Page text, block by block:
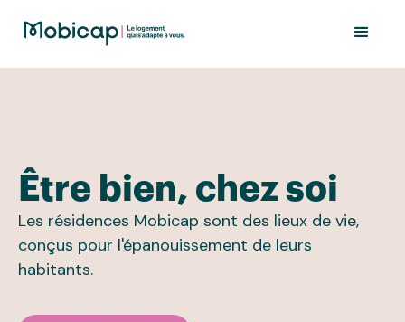
Être bien, chez soi
Les résidences Mobicap sont des lieux de vie,
conçus pour l'épanouissement de leurs
habitants.